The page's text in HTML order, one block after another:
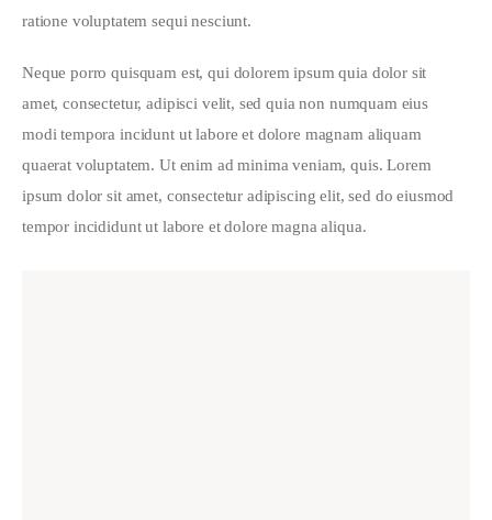
ratione voluptatem sequi nesciunt.
Neque porro quisquam est, qui dolorem ipsum quia dolor sit
amet, consectetur, adipisci velit, sed quia non numquam eius
modi tempora incidunt ut labore et dolore magnam aliquam
quaerat voluptatem. Ut enim ad minima veniam, quis. Lorem
ipsum dolor sit amet, consectetur adipiscing elit, sed do eiusmod
tempor incididunt ut labore et dolore magna aliqua.